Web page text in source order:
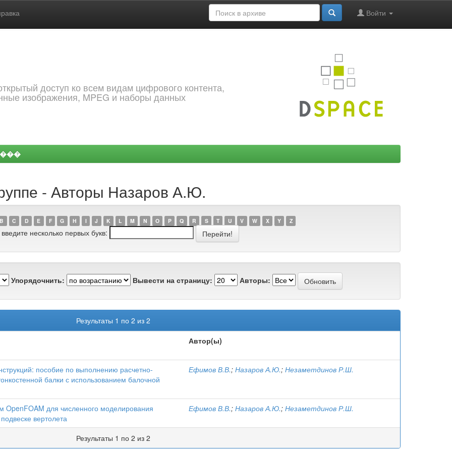
Войти
доступ ко всем видам цифрового контента,
изображения, MPEG и наборы данных
- Авторы Назаров А.Ю.
B C D E F G H I J K L M N O P Q R S T U V W X Y Z
несколько первых букв:
Упорядочнить: Вывести на страницу: Авторы:
Результаты 1 по 2 из 2
Автор(ы)
пособие по выполнению расчетно-
балки с использованием балочной
Ефимов В.В.; Назаров А.Ю.; Незаметдинов Р.Ш.
OpenFOAM для численного моделирования
вертолета
Ефимов В.В.; Назаров А.Ю.; Незаметдинов Р.Ш.
Результаты 1 по 2 из 2